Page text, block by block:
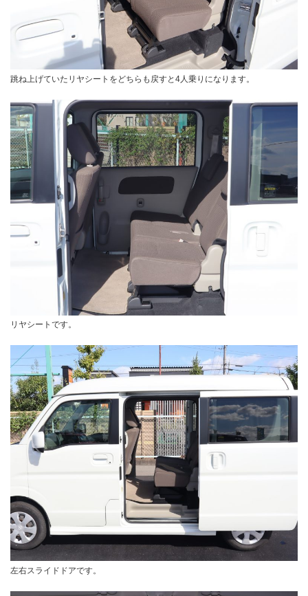
跳ね上げていたリヤシートをどちらも戻すと4人乗りになります。
リヤシートです。
左右スライドドアです。